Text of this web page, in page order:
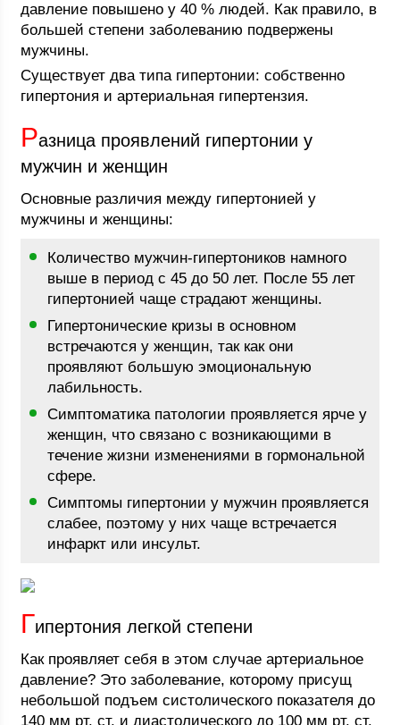
давление повышено у 40 % людей. Как правило, в
большей степени заболеванию подвержены
мужчины.
Существует два типа гипертонии: собственно
гипертония и артериальная гипертензия.
Разница проявлений гипертонии у
мужчин и женщин
Основные различия между гипертонией у
мужчины и женщины:
Количество мужчин-гипертоников намного
выше в период с 45 до 50 лет. После 55 лет
гипертонией чаще страдают женщины.
Гипертонические кризы в основном
встречаются у женщин, так как они
проявляют большую эмоциональную
лабильность.
Симптоматика патологии проявляется ярче у
женщин, что связано с возникающими в
течение жизни изменениями в гормональной
сфере.
Симптомы гипертонии у мужчин проявляется
слабее, поэтому у них чаще встречается
инфаркт или инсульт.
Гипертония легкой степени
Как проявляет себя в этом случае артериальное
давление? Это заболевание, которому присущ
небольшой подъем систолического показателя до
140 мм рт. ст. и диастолического до 100 мм рт. ст.